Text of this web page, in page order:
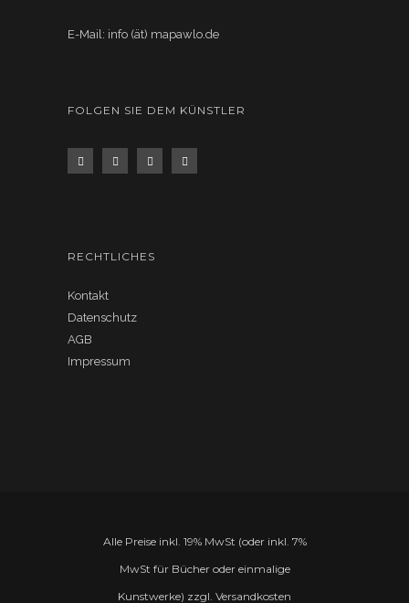
E-Mail: info (ät) mapawlo.de
FOLGEN SIE DEM KÜNSTLER
RECHTLICHES
Kontakt
Datenschutz
AGB
Impressum
Alle Preise inkl. 19% MwSt (oder inkl. 7%
MwSt für Bücher oder einmalige
Kunstwerke) zzgl. Versandkosten